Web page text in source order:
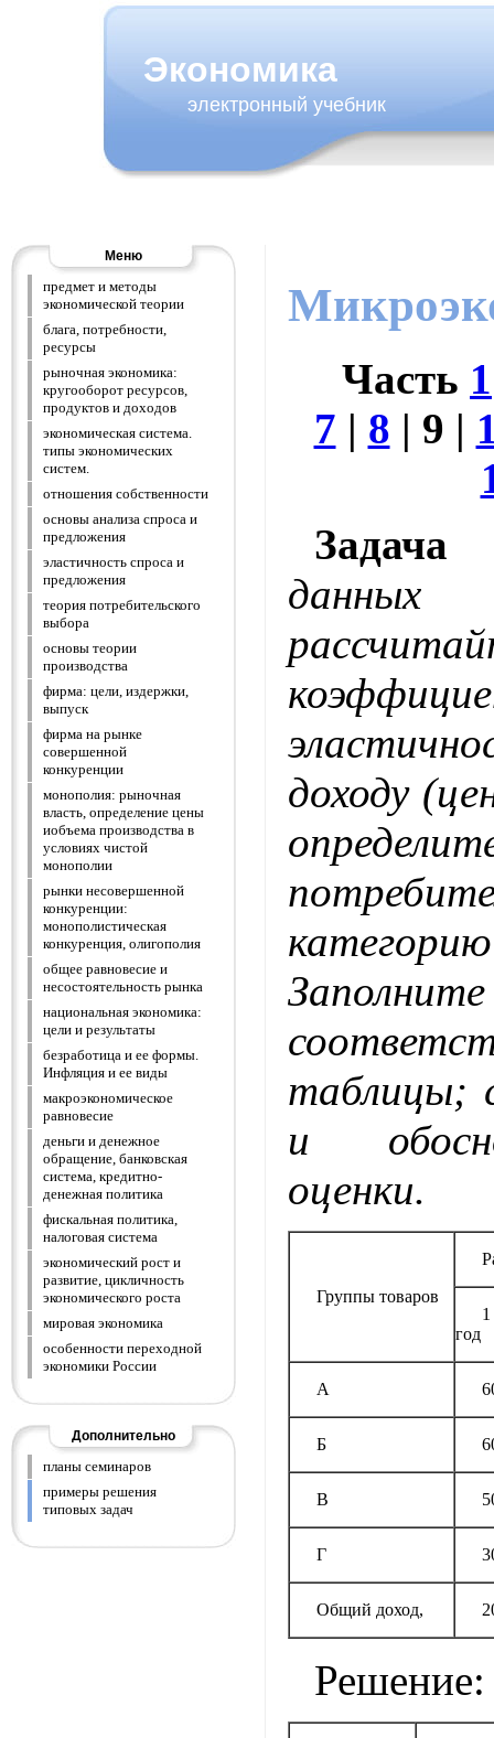
Экономика
электронный учебник
Меню
предмет и методы
экономической теории
блага, потребности,
ресурсы
рыночная экономика:
кругооборот ресурсов,
продуктов и доходов
экономическая система.
типы экономических
систем.
отношения собственности
основы анализа спроса и
предложения
эластичность спроса и
предложения
теория потребительского
выбора
основы теории
производства
фирма: цели, издержки,
выпуск
фирма на рынке
совершенной
конкуренции
монополия: рыночная
власть, определение цены
иобъема производства в
условиях чистой
монополии
рынки несовершенной
конкуренции:
монополистическая
конкуренция, олигополия
общее равновесие и
несостоятельность рынка
национальная экономика:
цели и результаты
безработица и ее формы.
Инфляция и ее виды
макроэкономическое
равновесие
деньги и денежное
обращение, банковская
система, кредитно-
денежная политика
фискальная политика,
налоговая система
экономический рост и
развитие, цикличность
экономического роста
мировая экономика
особенности переходной
экономики России
Дополнительно
планы семинаров
примеры решения
типовых задач
Часть 1
7 | 8 | 9 |
Задача
доходу
Заполните
таблицы;
и
оценки.
Группы товаров
год
А
Б
В
Г
Общий доход,
Решение: